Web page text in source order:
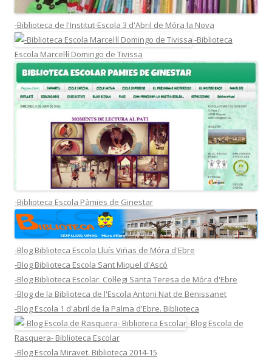
-Biblioteca de l'Institut-Escola 3 d'Abril de Móra la Nova
-Biblioteca
Escola Marcel·lí Domingo de Tivissa
-Biblioteca Escola Pàmies de Ginestar
-Blog Biblioteca Escola Lluís Viñas de Móra d'Ebre
-Blog Biblioteca Escola Sant Miquel d'Ascó
-Blog Biblioteca Escolar. Col·legi Santa Teresa de Móra d'Ebre
-Blog de la Biblioteca de l'Escola Antoni Nat de Benissanet
-Blog Escola 1 d'abril de la Palma d'Ebre. Biblioteca
-Blog Escola de
Rasquera- Biblioteca Escolar
-Blog Escola Miravet. Biblioteca 2014-15